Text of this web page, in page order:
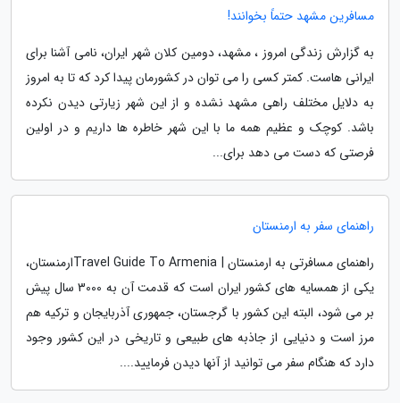
مسافرین مشهد حتماً بخوانند!
به گزارش زندگی امروز ، مشهد، دومین کلان شهر ایران، نامی آشنا برای
ایرانی هاست. کمتر کسی را می توان در کشورمان پیدا کرد که تا به امروز
به دلایل مختلف راهی مشهد نشده و از این شهر زیارتی دیدن نکرده
باشد. کوچک و عظیم همه ما با این شهر خاطره ها داریم و در اولین
فرصتی که دست می دهد برای...
راهنمای سفر به ارمنستان
راهنمای مسافرتی به ارمنستان | Travel Guide To Armeniaارمنستان،
یکی از همسایه های کشور ایران است که قدمت آن به 3000 سال پیش
بر می شود، البته این کشور با گرجستان، جمهوری آذربایجان و ترکیه هم
مرز است و دنیایی از جاذبه های طبیعی و تاریخی در این کشور وجود
دارد که هنگام سفر می توانید از آنها دیدن فرمایید....